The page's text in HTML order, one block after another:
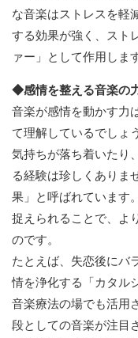
な音楽はストレスを軽
する効果が強く、スト
ァー」として作用しま
◆感情を整える音楽の
音楽が感情を動かす力
て理解しているでしょ
気持ちが落ち着いたり
る経験は珍しくありま
果」と呼ばれています
捉えられることで、よ
のです。
たとえば、失恋後にバ
情を浄化する「カタル
音楽療法の場でも活用
段としての音楽が注目